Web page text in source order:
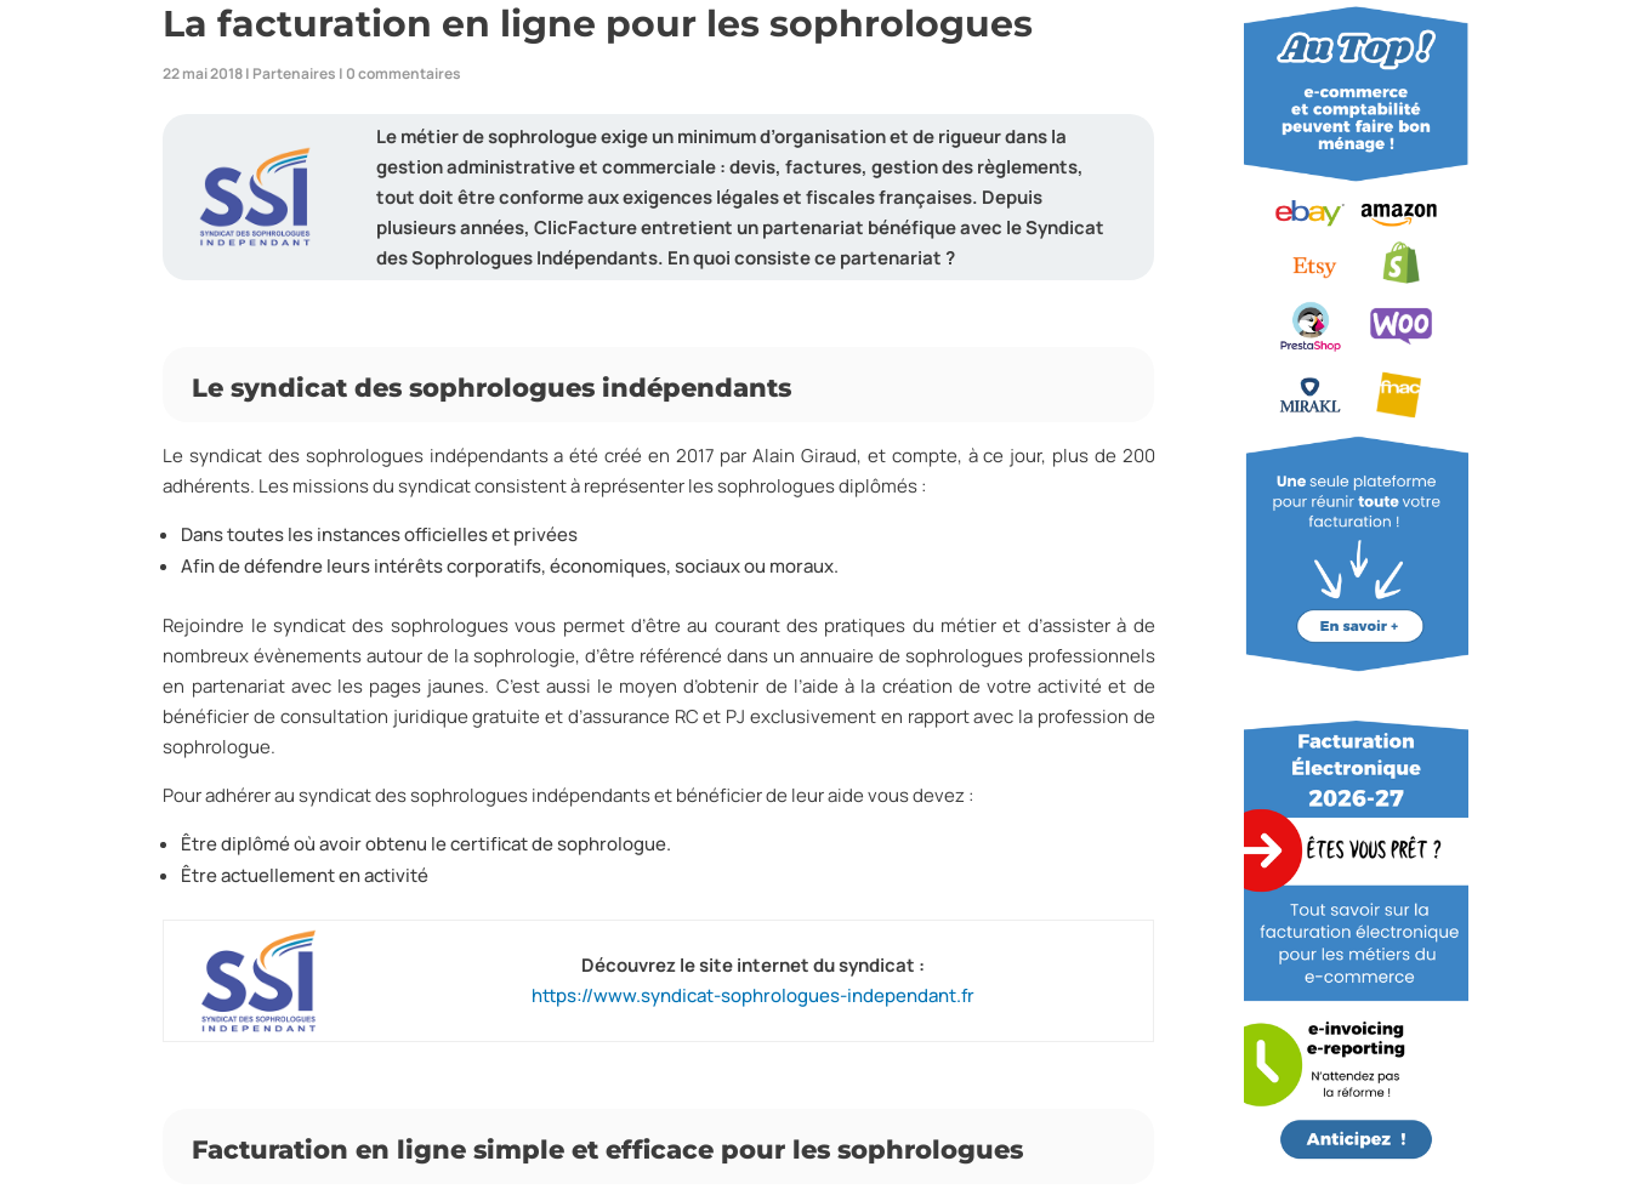
La facturation en ligne pour les sophrologues
22 mai 2018| Partenaires | 0 commentaires
Le métier de sophrologue exige un minimum d’organisation et de rigueur dans la
gestion administrative et commerciale : devis, factures, gestion des règlements,
tout doit être conforme aux exigences légales et fiscales françaises. Depuis
plusieurs années, ClicFacture entretient un partenariat bénéfique avec le Syndicat
des Sophrologues Indépendants. En quoi consiste ce partenariat ?
Le syndicat des sophrologues indépendants
Le syndicat des sophrologues indépendants a été créé en 2017 par Alain Giraud, et compte, à ce jour, plus de 200
adhérents. Les missions du syndicat consistent à représenter les sophrologues diplômés :
Dans toutes les instances officielles et privées
Afin de défendre leurs intérêts corporatifs, économiques, sociaux ou moraux.
Rejoindre le syndicat des sophrologues vous permet d’être au courant des pratiques du métier et d’assister à de
nombreux évènements autour de la sophrologie, d’être référencé dans un annuaire de sophrologues professionnels
en partenariat avec les pages jaunes. C’est aussi le moyen d’obtenir de l’aide à la création de votre activité et de
bénéficier de consultation juridique gratuite et d’assurance RC et PJ exclusivement en rapport avec la profession de
sophrologue.
Pour adhérer au syndicat des sophrologues indépendants et bénéficier de leur aide vous devez :
Être diplômé où avoir obtenu le certificat de sophrologue.
Être actuellement en activité
Découvrez le site internet du syndicat :
https://www.syndicat-sophrologues-independant.fr
Facturation en ligne simple et efficace pour les sophrologues